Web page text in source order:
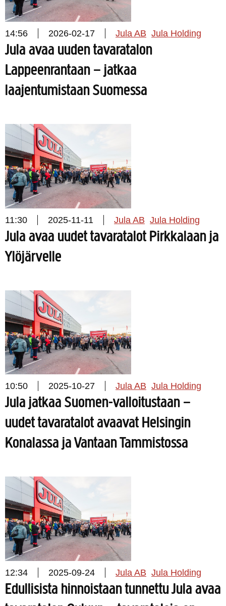
14:56 2026-02-17 Jula AB Jula Holding
Jula avaa uuden tavaratalon
Lappeenrantaan – jatkaa
laajentumistaan Suomessa
11:30 2025-11-11 Jula AB Jula Holding
Jula avaa uudet tavaratalot Pirkkalaan ja
Ylöjärvelle
10:50 2025-10-27 Jula AB Jula Holding
Jula jatkaa Suomen-valloitustaan –
uudet tavaratalot avaavat Helsingin
Konalassa ja Vantaan Tammistossa
12:34 2025-09-24 Jula AB Jula Holding
Edullisista hinnoistaan tunnettu Jula avaa